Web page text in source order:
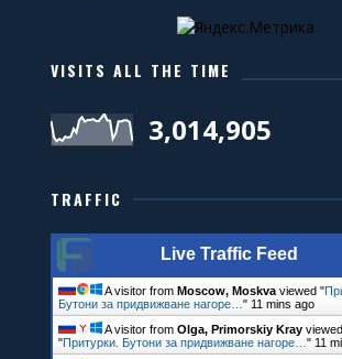
VISITS ALL THE TIME
3,014,905
TRAFFIC
Live Traffic Feed
A visitor fromMoscow, Moskva viewed "
Бутони за придвижване нагоре…" 11 mins ago
A visitor fromOlga, Primorskiy Kray viewed
"Притурки. Бутони за придвижване нагоре…" 11